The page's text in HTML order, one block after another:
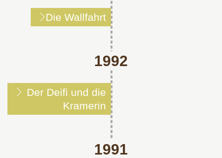
Die Wallfahrt
1992
Der Deifi und die
Kramerin
1991